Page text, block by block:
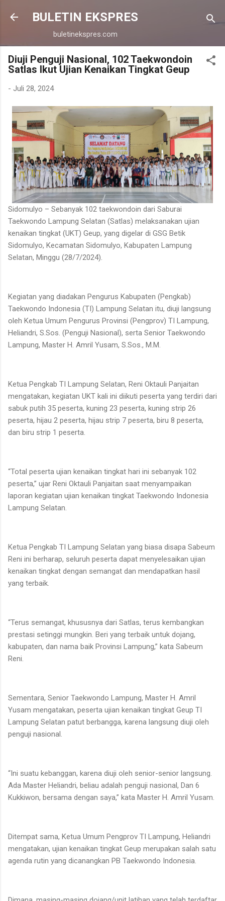
Langsung ke konten utama
BULETIN EKSPRES
buletinekspres.com
Diuji Penguji Nasional, 102 Taekwondoin
Satlas Ikut Ujian Kenaikan Tingkat Geup
- Juli 28, 2024
Sidomulyo – Sebanyak 102 taekwondoin dari Saburai
Taekwondo Lampung Selatan (Satlas) melaksanakan ujian
kenaikan tingkat (UKT) Geup, yang digelar di GSG Betik
Sidomulyo, Kecamatan Sidomulyo, Kabupaten Lampung
Selatan, Minggu (28/7/2024).
Kegiatan yang diadakan Pengurus Kabupaten (Pengkab)
Taekwondo Indonesia (TI) Lampung Selatan itu, diuji langsung
oleh Ketua Umum Pengurus Provinsi (Pengprov) TI Lampung,
Heliandri, S.Sos. (Penguji Nasional), serta Senior Taekwondo
Lampung, Master H. Amril Yusam, S.Sos., M.M.
Ketua Pengkab TI Lampung Selatan, Reni Oktauli Panjaitan
mengatakan, kegiatan UKT kali ini diikuti peserta yang terdiri dari
sabuk putih 35 peserta, kuning 23 peserta, kuning strip 26
peserta, hijau 2 peserta, hijau strip 7 peserta, biru 8 peserta,
dan biru strip 1 peserta.
“Total peserta ujian kenaikan tingkat hari ini sebanyak 102
peserta,” ujar Reni Oktauli Panjaitan saat menyampaikan
laporan kegiatan ujian kenaikan tingkat Taekwondo Indonesia
Lampung Selatan.
Ketua Pengkab TI Lampung Selatan yang biasa disapa Sabeum
Reni ini berharap, seluruh peserta dapat menyelesaikan ujian
kenaikan tingkat dengan semangat dan mendapatkan hasil
yang terbaik.
“Terus semangat, khususnya dari Satlas, terus kembangkan
prestasi setinggi mungkin. Beri yang terbaik untuk dojang,
kabupaten, dan nama baik Provinsi Lampung,” kata Sabeum
Reni.
Sementara, Senior Taekwondo Lampung, Master H. Amril
Yusam mengatakan, peserta ujian kenaikan tingkat Geup TI
Lampung Selatan patut berbangga, karena langsung diuji oleh
penguji nasional.
“Ini suatu kebanggan, karena diuji oleh senior-senior langsung.
Ada Master Heliandri, beliau adalah penguji nasional, Dan 6
Kukkiwon, bersama dengan saya,” kata Master H. Amril Yusam.
Ditempat sama, Ketua Umum Pengprov TI Lampung, Heliandri
mengatakan, ujian kenaikan tingkat Geup merupakan salah satu
agenda rutin yang dicanangkan PB Taekwondo Indonesia.